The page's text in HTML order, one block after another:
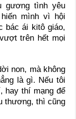
gương tình yêu
mình vì hội
bác ái kitô giáo,
trên hết mọi
non, mà không
là gì. Nếu tôi
hay thí mạng để
thương, thì cũng